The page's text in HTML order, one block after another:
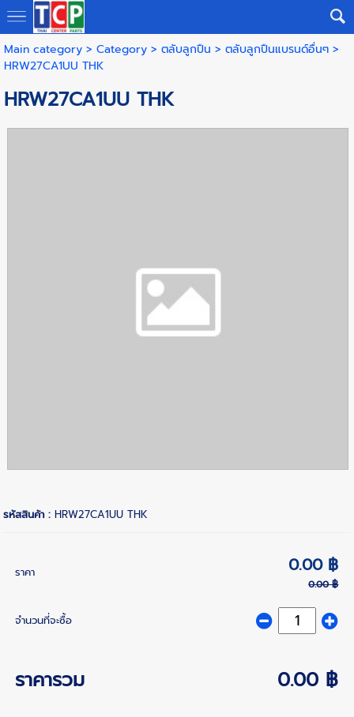
Main category> Category> ตลับลูกปืน > ตลับลูกปืนแบรนด์อื่นๆ>
HRW27CA1UU THK
HRW27CA1UU THK
รหัสสินค้า :HRW27CA1UU THK
ราคา 0.00 ฿
0.00 ฿
จำนวนที่จะซื้อ
ราคารวม 0.00 ฿